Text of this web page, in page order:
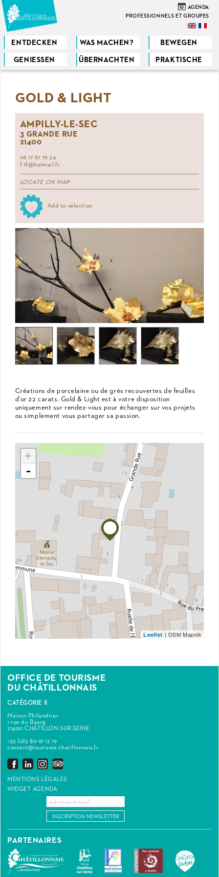
Direkt
zum
Inhalt
10
AGENDA
PROFESSIONNELS ET GROUPES
ENTDECKEN WAS MACHEN? BEWEGEN
GENIESSEN ÜBERNACHTEN PRAKTISCHE
Sie
hierGOLD & LIGHT
AMPILLY-LE-SEC
3 GRANDE RUE
21400
06 17 67 79 24
f-tf@hotmail.fr
LOCATE ON MAP
Add to selection
Créations de porcelaine ou de grès recouvertes de feuilles
d’or 22 carats. Gold & Light est à votre disposition
uniquement sur rendez-vous pour échanger sur vos projets
ou simplement vous partager sa passion.
+
-
Leaflet | OSM Mapnik
OFFICE DE TOURISME
DU CHÂTILLONNAIS
CATÉGORIE II
Maison Philandrier
1 rue du Bourg
21400 CHÂTILLON-SUR-SEINE
+33 (0)3 80 91 13 19
contact@tourisme-chatillonnais.fr
MENTIONS LÉGALES
WIDGET AGENDA
INSCRIPTION NEWSLETTER
PARTENAIRES